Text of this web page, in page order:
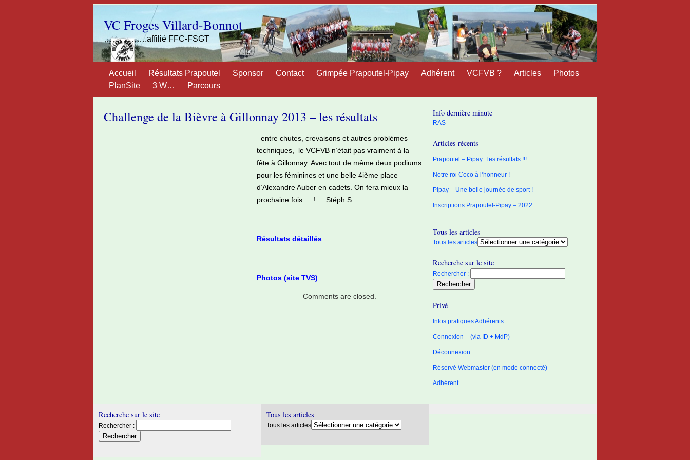
VC Froges Villard-Bonnot
…………….affilié FFC-FSGT
Accueil Résultats Prapoutel Sponsor Contact Grimpée Prapoutel-Pipay Adhérent VCFVB ? Articles
Photos
PlanSite
3 W… Parcours
Challenge de la Bièvre à Gillonnay 2013 – les résultats
entre chutes, crevaisons et autres problèmes
techniques, le VCFVB n’était pas vraiment à la
fête à Gillonnay. Avec tout de même deux podiums
pour les féminines et une belle 4ième place
d’Alexandre Auber en cadets. On fera mieux la
prochaine fois … ! Stéph S.
Résultats détaillés
Photos (site TVS)
Comments are closed.
Info dernière minute
RAS
Articles récents
Prapoutel – Pipay : les résultats !!!
Notre roi Coco à l’honneur !
Pipay – Une belle journée de sport !
Inscriptions Prapoutel-Pipay – 2022
Tous les articles
Tous les articles
Recherche sur le site
Rechercher :
Privé
Infos pratiques Adhérents
Connexion – (via ID + MdP)
Déconnexion
Réservé Webmaster (en mode connecté)
Adhérent
Recherche sur le site
Rechercher :
Tous les articles
Tous les articles